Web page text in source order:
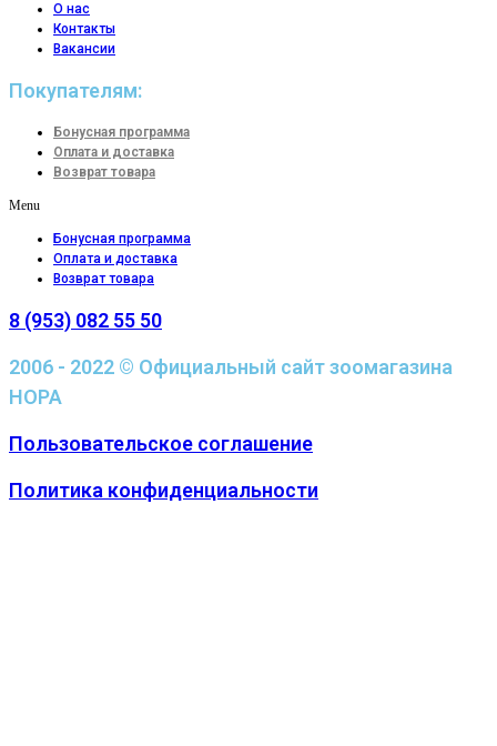
О нас
Контакты
Вакансии
Покупателям:
Бонусная программа
Оплата и доставка
Возврат товара
Menu
Бонусная программа
Оплата и доставка
Возврат товара
8 (953) 082 55 50
2006 - 2022 © Официальный сайт зоомагазина
НОРА
Пользовательское соглашение
Политика конфиденциальности